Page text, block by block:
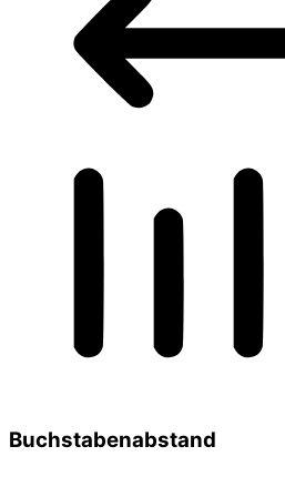
Buchstabenabstand